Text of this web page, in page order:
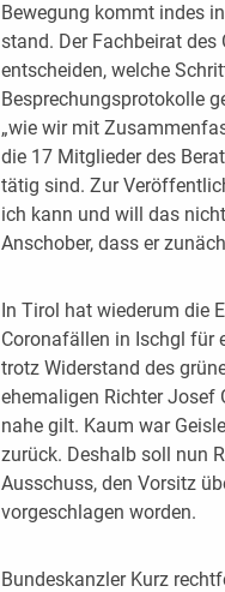
Bewegung kommt indes
stand. Der Fachbeirat
entscheiden, welche
Besprechungsprotokolle
„wie wir mit
die 17 Mitglieder des
tätig sind. Zur
ich kann und will das
Anschober, dass er
In Tirol hat wiederum die
Coronafällen in Ischgl für
trotz Widerstand des
ehemaligen Richter Josef
nahe gilt. Kaum war
zurück. Deshalb soll nun
Ausschuss, den Vorsitz
vorgeschlagen worden.
Bundeskanzler Kurz